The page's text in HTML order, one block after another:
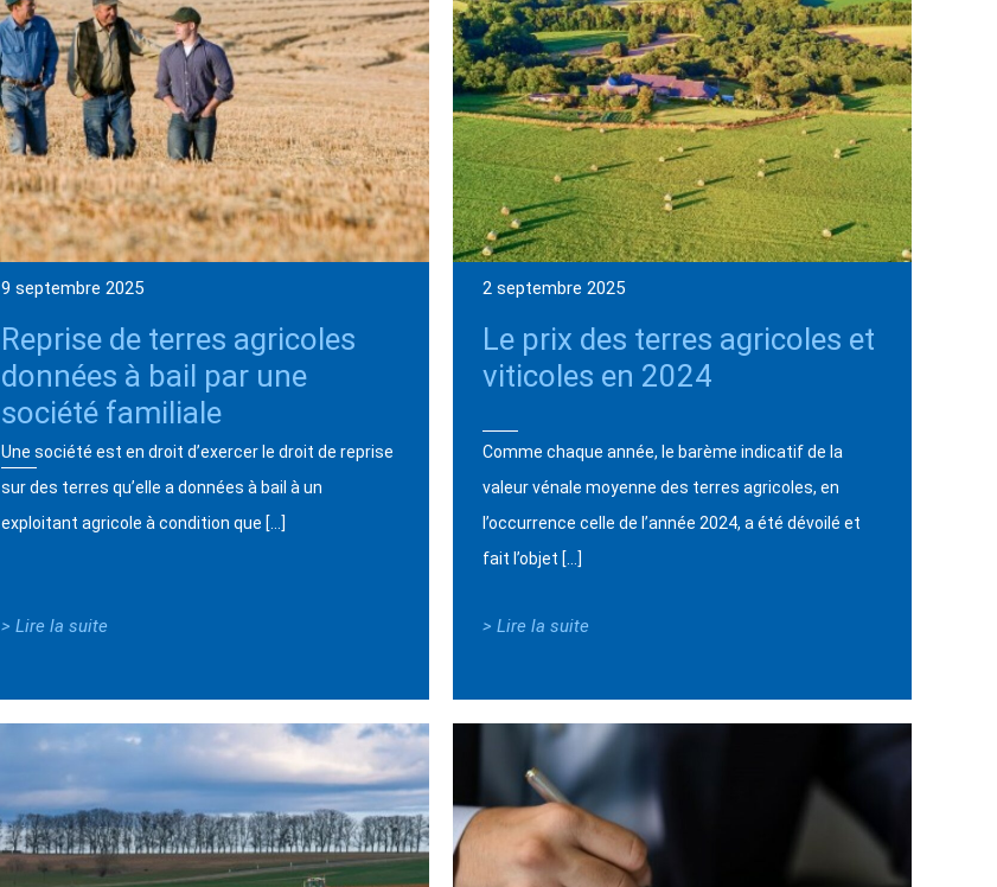
9 septembre 2025
Reprise de terres agricoles
données à bail par une
société familiale
Une société est en droit d’exercer le droit de reprise
sur des terres qu’elle a données à bail à un
exploitant agricole à condition que […]
> Lire la suite
2 septembre 2025
Le prix des terres agricoles et
viticoles en 2024
Comme chaque année, le barème indicatif de la
valeur vénale moyenne des terres agricoles, en
l’occurrence celle de l’année 2024, a été dévoilé et
fait l’objet […]
> Lire la suite